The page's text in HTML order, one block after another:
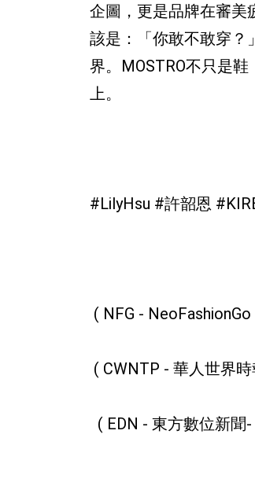
企圖，更是品牌在審美
該是：「你敢不敢穿？
界。MOSTRO不只是
上。
#LilyHsu #許韶恩
( NFG - NeoFashionGo
( CWNTP - 華人世界時
( EDN - 東方數位新聞